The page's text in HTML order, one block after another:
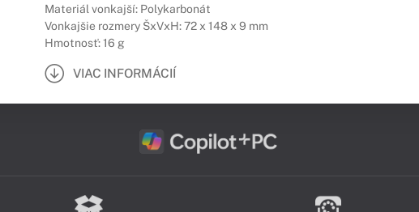
Materiál vonkajší: Polykarbonát
Vonkajšie rozmery ŠxVxH: 72 x 148 x 9 mm
Hmotnosť: 16 g
VIAC INFORMÁCIÍ